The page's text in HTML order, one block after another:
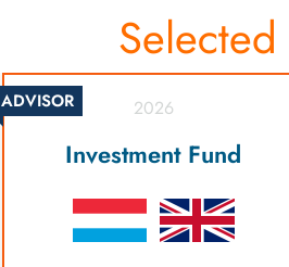
Selected
ADVISOR 2026
Investment Fund